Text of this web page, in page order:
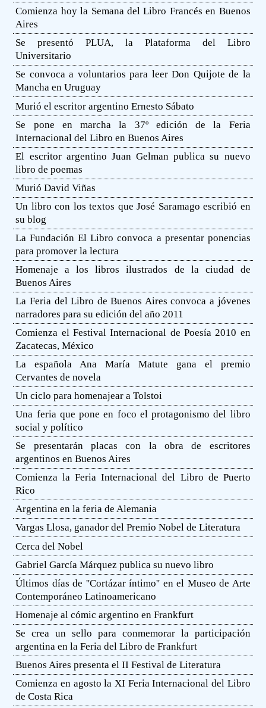
Comienza hoy la Semana del Libro Francés en Buenos
Aires
Se presentó PLUA, la Plataforma del Libro
Universitario
Se convoca a voluntarios para leer Don Quijote de la
Mancha en Uruguay
Murió el escritor argentino Ernesto Sábato
Se pone en marcha la 37º edición de la Feria
Internacional del Libro en Buenos Aires
El escritor argentino Juan Gelman publica su nuevo
libro de poemas
Murió David Viñas
Un libro con los textos que José Saramago escribió en
su blog
La Fundación El Libro convoca a presentar ponencias
para promover la lectura
Homenaje a los libros ilustrados de la ciudad de
Buenos Aires
La Feria del Libro de Buenos Aires convoca a jóvenes
narradores para su edición del año 2011
Comienza el Festival Internacional de Poesía 2010 en
Zacatecas, México
La española Ana María Matute gana el premio
Cervantes de novela
Un ciclo para homenajear a Tolstoi
Una feria que pone en foco el protagonismo del libro
social y político
Se presentarán placas con la obra de escritores
argentinos en Buenos Aires
Comienza la Feria Internacional del Libro de Puerto
Rico
Argentina en la feria de Alemania
Vargas Llosa, ganador del Premio Nobel de Literatura
Cerca del Nobel
Gabriel García Márquez publica su nuevo libro
Últimos días de ''Cortázar íntimo'' en el Museo de Arte
Contemporáneo Latinoamericano
Homenaje al cómic argentino en Frankfurt
Se crea un sello para conmemorar la participación
argentina en la Feria del Libro de Frankfurt
Buenos Aires presenta el II Festival de Literatura
Comienza en agosto la XI Feria Internacional del Libro
de Costa Rica